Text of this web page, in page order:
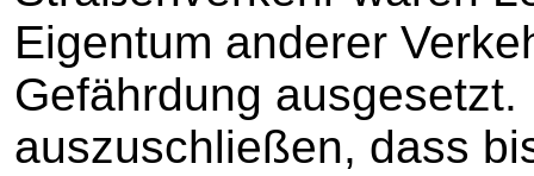
Eigentum anderer
Gefährdung
auszuschließen, dass